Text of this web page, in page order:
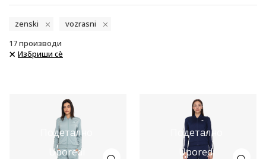
zenski
vozrasni
17производи
Избриши сè
Подетално
Uporedi
Подетално
Uporedi